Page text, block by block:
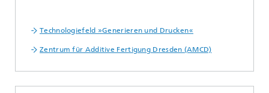
Technologiefeld »Generieren und Drucken«
Zentrum für Additive Fertigung Dresden (AMCD)